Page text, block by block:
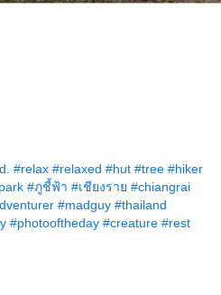
#relax #relaxed #hut #tree #hiker
#ภูชี้ฟ้า #เชียงราย #chiangrai
#madguy #thailand
#photooftheday #creature #rest